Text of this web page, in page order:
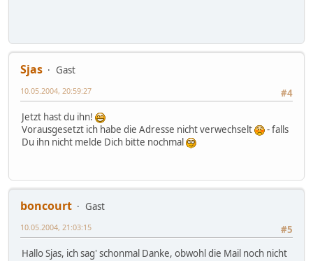
Sjas
Gast
#4
10.05.2004, 20:59:27
Jetzt hast du ihn!
Vorausgesetzt ich habe die Adresse nicht verwechselt
- falls
Du ihn nicht melde Dich bitte nochmal
boncourt
Gast
#5
10.05.2004, 21:03:15
Hallo Sjas, ich sag' schonmal Danke, obwohl die Mail noch nicht